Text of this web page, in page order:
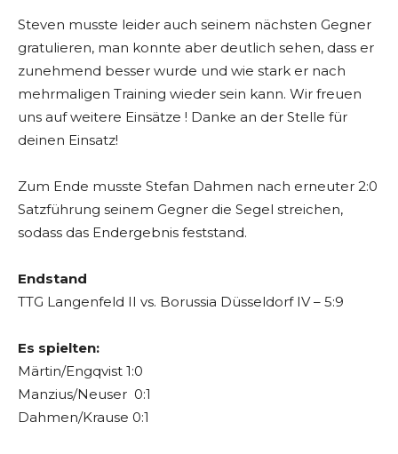
Steven musste leider auch seinem nächsten Gegner
gratulieren, man konnte aber deutlich sehen, dass er
zunehmend besser wurde und wie stark er nach
mehrmaligen Training wieder sein kann. Wir freuen
uns auf weitere Einsätze ! Danke an der Stelle für
deinen Einsatz!
Zum Ende musste Stefan Dahmen nach erneuter 2:0
Satzführung seinem Gegner die Segel streichen,
sodass das Endergebnis feststand.
Endstand
TTG Langenfeld II vs. Borussia Düsseldorf IV – 5:9
Es spielten:
Märtin/Engqvist 1:0
Manzius/Neuser 0:1
Dahmen/Krause 0:1